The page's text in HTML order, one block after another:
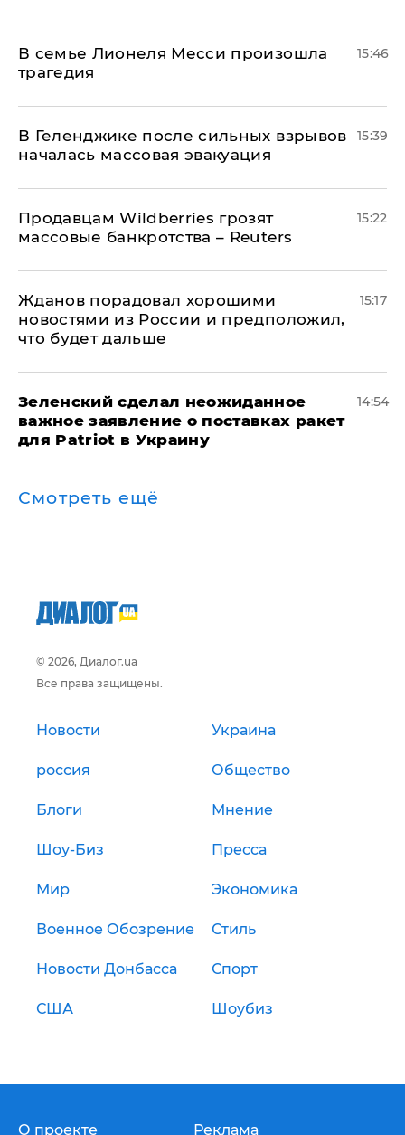
В семье Лионеля Месси произошла
трагедия
15:46
В Геленджике после сильных взрывов
началась массовая эвакуация
15:39
Продавцам Wildberries грозят
массовые банкротства – Reuters
15:22
Жданов порадовал хорошими
новостями из России и предположил,
что будет дальше
15:17
Зеленский сделал неожиданное
важное заявление о поставках ракет
для Patriot в Украину
14:54
Смотреть ещё
© 2026, Диалог.ua
Все права защищены.
Новости Украина
россия Общество
Блоги Мнение
Шоу-Биз Пресса
Мир Экономика
Военное Обозрение Стиль
Новости Донбасса Спорт
США Шоубиз
О проекте Реклама